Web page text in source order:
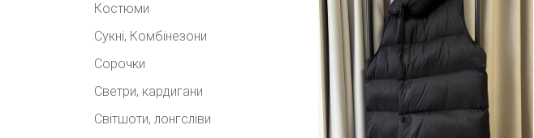
Костюми
Сукні, Комбінезони
Сорочки
Светри, кардигани
Світшоти, лонгсліви